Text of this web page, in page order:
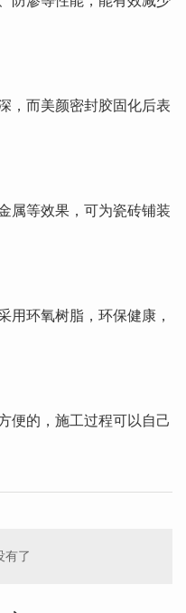
，而美颜密封胶固化后表
属等效果，可为瓷砖铺装
用环氧树脂，环保健康，
便的，施工过程可以自己
有了